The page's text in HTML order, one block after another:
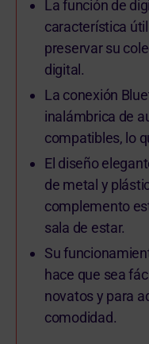
La función de
característica
preservar su
digital.
La conexión
inalámbrica de
compatibles, lo
El diseño
de metal y
complemento
sala de estar.
Su
hace que sea
novatos y para
comodidad.